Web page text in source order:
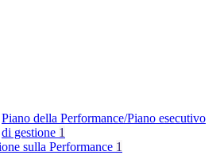
Piano della Performance/Piano esecutivo
di gestione 1
sulla Performance 1